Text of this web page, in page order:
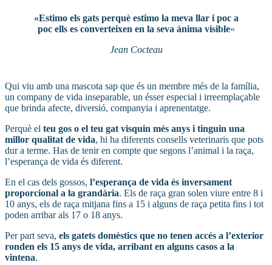
«Estimo els gats perquè estimo la meva llar i poc a
poc ells es converteixen en la seva ànima visible«
Jean Cocteau
Qui viu amb una mascota sap que és un membre més de la família,
un company de vida inseparable, un ésser especial i irreemplaçable
que brinda afecte, diversió, companyia i aprenentatge.
Perquè el teu gos o el teu gat visquin més anys i tinguin una
millor qualitat de vida, hi ha diferents consells veterinaris que pots
dur a terme. Has de tenir en compte que segons l’animal i la raça,
l’esperança de vida és diferent.
En el cas dels gossos, l’esperança de vida és inversament
proporcional a la grandària. Els de raça gran solen viure entre 8 i
10 anys, els de raça mitjana fins a 15 i alguns de raça petita fins i tot
poden arribar als 17 o 18 anys.
Per part seva, els gatets domèstics que no tenen accés a l’exterior
ronden els 15 anys de vida, arribant en alguns casos a la
vintena.